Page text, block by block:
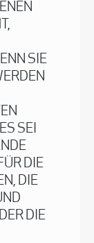
SIE
SEI
DIE
DIE
DIE